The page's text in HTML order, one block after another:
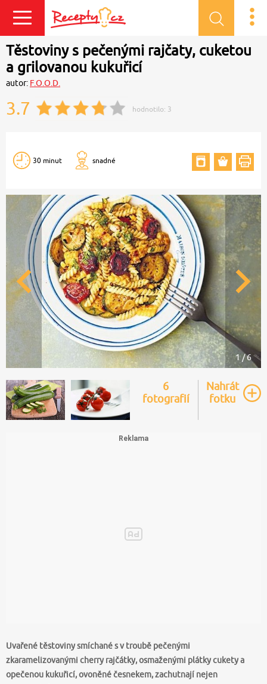
Těstoviny s pečenými rajčaty, cuketou
a grilovanou kukuřicí
autor: F.O.O.D.
3.7 hodnotilo: 3
30 minut snadné
1 / 6
6
fotografií
Nahrát
fotku
Uvařené těstoviny smíchané s v troubě pečenými
zkaramelizovanými cherry rajčátky, osmaženými plátky cukety a
opečenou kukuřicí, ovoněné česnekem, zachutnají nejen